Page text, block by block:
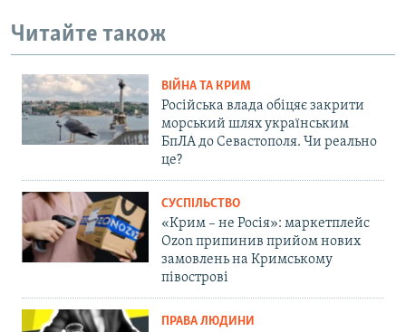
Читайте також
ВІЙНА ТА КРИМ
Російська влада обіцяє закрити
морський шлях українським
БпЛА до Севастополя. Чи реально
це?
СУСПІЛЬСТВО
«Крим – не Росія»: маркетплейс
Ozon припинив прийом нових
замовлень на Кримському
півострові
ПРАВА ЛЮДИНИ